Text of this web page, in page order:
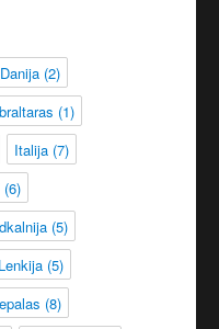
Danija(2)
(1)
Italija(7)
(6)
(5)
Lenkija(5)
(8)